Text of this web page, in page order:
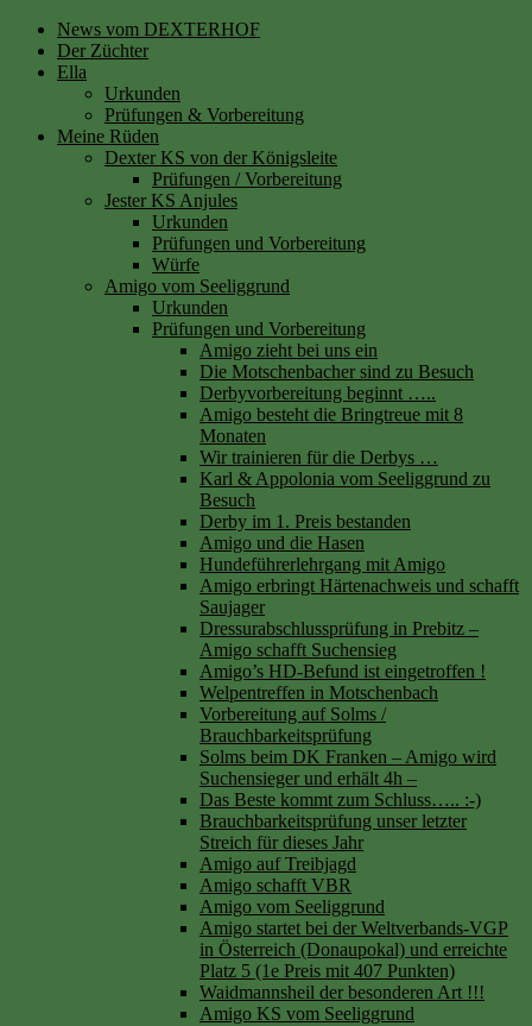
News vom DEXTERHOF
Der Züchter
Ella
Urkunden
Prüfungen & Vorbereitung
Meine Rüden
Dexter KS von der Königsleite
Prüfungen / Vorbereitung
Jester KS Anjules
Urkunden
Prüfungen und Vorbereitung
Würfe
Amigo vom Seeliggrund
Urkunden
Prüfungen und Vorbereitung
Amigo zieht bei uns ein
Die Motschenbacher sind zu Besuch
Derbyvorbereitung beginnt …..
Amigo besteht die Bringtreue mit 8
Monaten
Wir trainieren für die Derbys …
Karl & Appolonia vom Seeliggrund zu
Besuch
Derby im 1. Preis bestanden
Amigo und die Hasen
Hundeführerlehrgang mit Amigo
Amigo erbringt Härtenachweis und schafft
Saujager
Dressurabschlussprüfung in Prebitz –
Amigo schafft Suchensieg
Amigo’s HD-Befund ist eingetroffen !
Welpentreffen in Motschenbach
Vorbereitung auf Solms /
Brauchbarkeitsprüfung
Solms beim DK Franken – Amigo wird
Suchensieger und erhält 4h –
Das Beste kommt zum Schluss….. :-)
Brauchbarkeitsprüfung unser letzter
Streich für dieses Jahr
Amigo auf Treibjagd
Amigo schafft VBR
Amigo vom Seeliggrund
Amigo startet bei der Weltverbands-VGP
in Österreich (Donaupokal) und erreichte
Platz 5 (1e Preis mit 407 Punkten)
Waidmannsheil der besonderen Art !!!
Amigo KS vom Seeliggrund